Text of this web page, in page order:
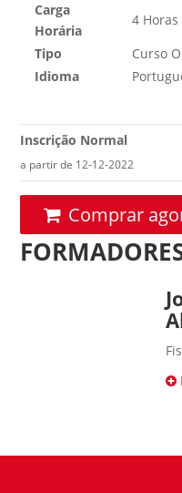
Carga
Horária
4 Horas
Tipo
Curso
Idioma
Inscrição Normal
a partir de 12-12-2022
Comprar